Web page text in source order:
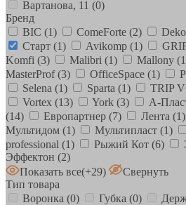
Вартанова, 11 (0)
Бренд
BIC (1) ComeForte (2)
Старт (1) Avikomp (1)
Komfi (3) Malibri (1) Mallony
MasterProf(3) OfficeSpace (1)
Selena (1) Sparta (1) TRIP
Vortex (13) York (3) А-
(14)
Европартнер (7) Лента (1)
Мультидом (1) Мультипласт (1)
professional (1) Рыжий Кот (6)
Эффектон (2)
Показать все(+29)
Свернуть
Тип товара
Воронка (0) Губка (0)